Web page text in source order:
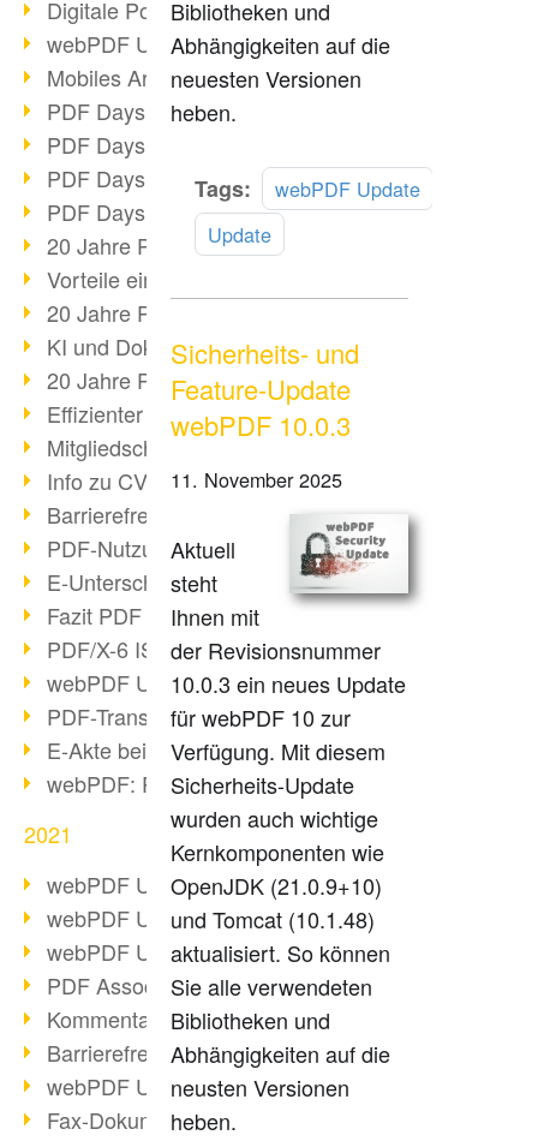
Digitale Post als PDF/A
webPDF Update 8.0.0.2531
Mobiles Arbeiten mit PDF
PDF Days 2022 Themenblock 3
PDF Days 2022 Themenblock 2
PDF Days 2022 Themenblock 1
PDF Days Europe 2022
20 Jahre PDF/X (Teil 3)
Vorteile einer PDF-Businesslösung
20 Jahre PDF/X (Teil 2)
KI und Dokumenten-Management
20 Jahre PDF/X (Teil 1)
Effizienter Dokumenten Workflow
Mitgliedschaft PDF Association
Info zu CVE-2022-22965
Barrierefreiheit mehr als Inklusion
PDF-Nutzung durch Pandemie
E-Unterschriften für Verwaltung
Fazit PDF Days 2021
PDF/X-6 ISO-Norm
webPDF Update 8.0.0.2393
PDF-Transparenz beim PDF-Format
E-Akte bei Behörden
webPDF: PDF-Anhänge verwalten
2021
webPDF Update 8.0.0.2376
webPDF Update 8.0.0.2374
webPDF Update 8.0.0.2372
PDF Association 2021 Entwicklungen
Kommentare im PDF einfügen
Barrierefreie PDF-Dokumente (3/3)
webPDF Update 8.0.0.2338
Fax-Dokumente in Workflow
Bibliotheken und
Abhängigkeiten auf die
neuesten Versionen
heben.
Tags:
webPDF Update
Update
Sicherheits- und
Feature-Update
webPDF 10.0.3
11. November 2025
Aktuell
steht
Ihnen mit
der Revisionsnummer
10.0.3 ein neues Update
für webPDF 10 zur
Verfügung. Mit diesem
Sicherheits-Update
wurden auch wichtige
Kernkomponenten wie
OpenJDK (21.0.9+10)
und Tomcat (10.1.48)
aktualisiert. So können
Sie alle verwendeten
Bibliotheken und
Abhängigkeiten auf die
neusten Versionen
heben.